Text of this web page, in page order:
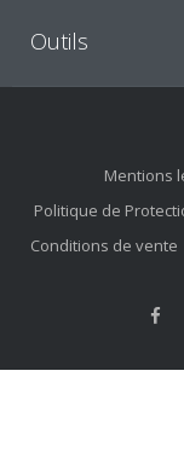
Outils
Mentions
Politique de
Conditions de vente